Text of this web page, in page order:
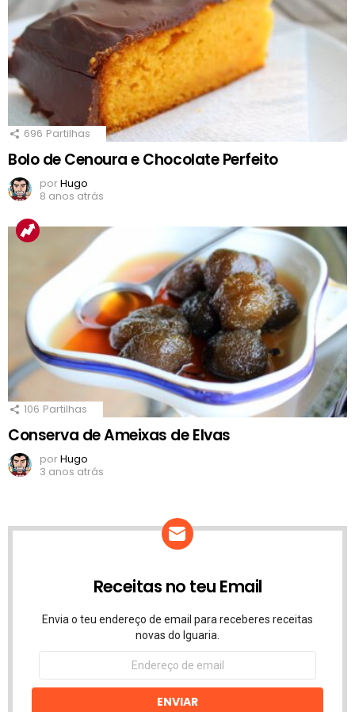
696 Partilhas
Bolo de Cenoura e Chocolate Perfeito
porHugo
8 anos atrás
106 Partilhas
Conserva de Ameixas de Elvas
porHugo
3 anos atrás
Receitas no teu Email
Envia o teu endereço de email para receberes receitas
novas do Iguaria.
Endereço
email
ENVIAR